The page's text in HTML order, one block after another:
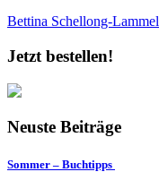
Bettina Schellong-Lammel
Jetzt bestellen!
Neuste Beiträge
Sommer – Buchtipps